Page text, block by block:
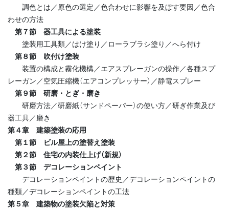
調色とは／原色の選定／色合わせに影響を及ぼす要因／色合
わせの方法
第７節 器工具による塗装
塗装用工具類／はけ塗り／ローラブラシ塗り／へら付け
第８節 吹付け塗装
装置の構成と霧化機構／エアスプレーガンの操作／各種スプ
レーガン／空気圧縮機（エアコンプレッサー）／静電スプレー
第９節 研磨・とぎ・磨き
研磨方法／研磨紙（サンドペーパー）の使い方／研ぎ作業及び
器工具／磨き
第４章 建築塗装の応用
第１節 ビル屋上の塗替え塗装
第２節 住宅の内装仕上げ（新規）
第３節 デコレーションペイント
デコレーションペイントの歴史／デコレーションペイントの
種類／デコレーションペイントの工法
第５章 建築物の塗装欠陥と対策